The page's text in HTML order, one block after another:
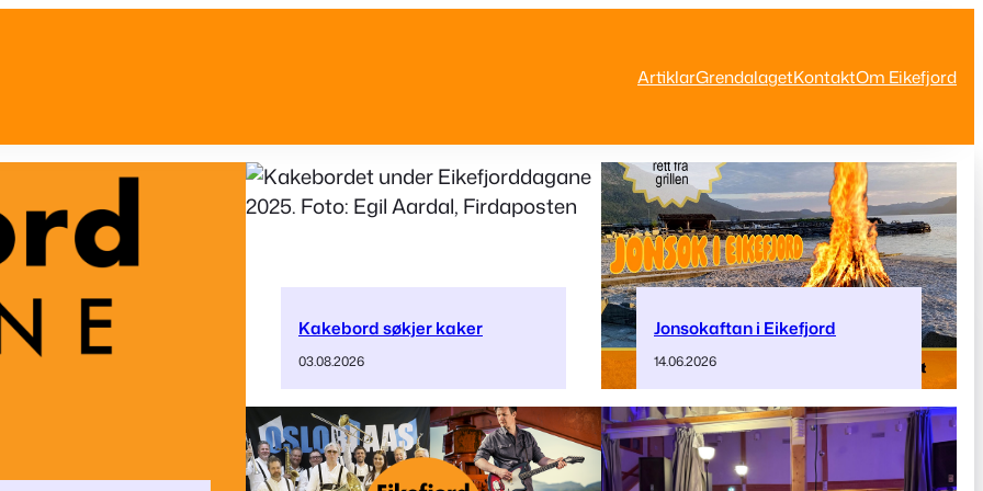
ArtiklarGrendalagetKontaktOm Eikefjord
Kakebord søkjer kaker
03.08.2026
Jonsokaftan i Eikefjord
14.06.2026